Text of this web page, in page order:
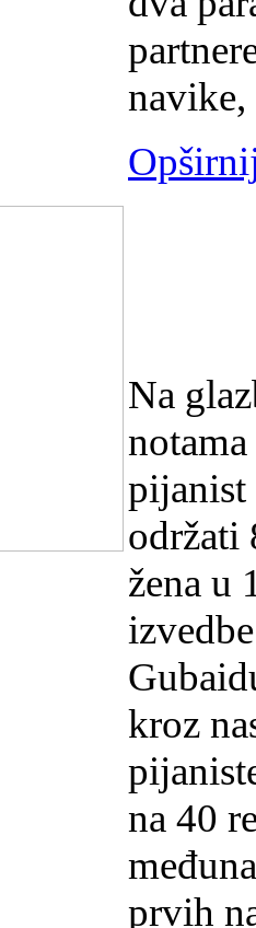
navike,
Na
pijanist
održati
žena u
kroz
na 40
prvih